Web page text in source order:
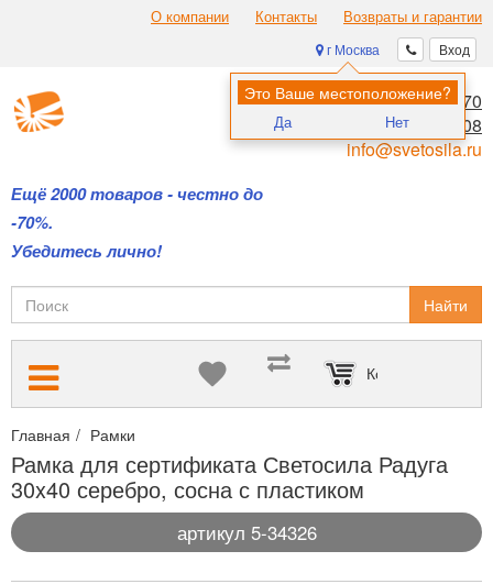
О компании Контакты Возвраты и гарантии
Вход
г Москва
Это Ваше местоположение?
Да Нет
Ещё 2000 товаров - честно до
-70%.
Убедитесь лично!
8 (495) 970-00-70
8 (800) 700-11-08
info@svetosila.ru
Найти
Корзина пуста
Главная Рамки
Рамка для сертификата Светосила Радуга
30x40 серебро, сосна с пластиком
артикул 5-34326